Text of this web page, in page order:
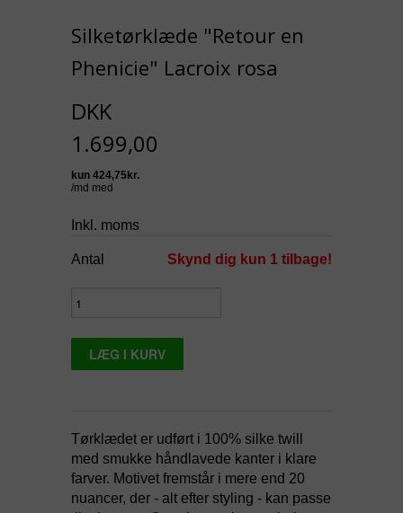
Silketørklæde "Retour en
Phenicie" Lacroix rosa
DKK
1.699,00
Inkl. moms
Skynd dig kun 1 tilbage!
Antal
Tørklædet er udført i 100% silke twill
med smukke håndlavede kanter i klare
farver. Motivet fremstår i mere end 20
nuancer, der - alt efter styling - kan passe